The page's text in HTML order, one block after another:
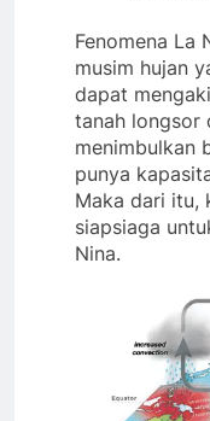
Fenomena La
musim hujan
dapat
tanah longsor
menimbulkan
punya
Maka dari itu,
siapsiaga
Nina.